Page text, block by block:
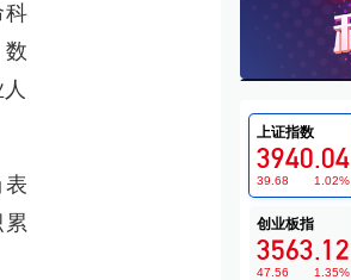
科
上证指数
3940.04
39.68 1.02%
创业板指
3563.12
47.56 1.35%